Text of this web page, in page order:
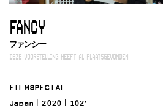
EDUCATIE
Schoolvoorstellingen
Filmprogramma’s Primair Onderwijs
Speciale educatieprogramma’s
FANCY
ファンシー
DEZE VOORSTELLING HEEFT AL PLAATSGEVONDEN
FILMSPECIAL
Japan
2020
102’